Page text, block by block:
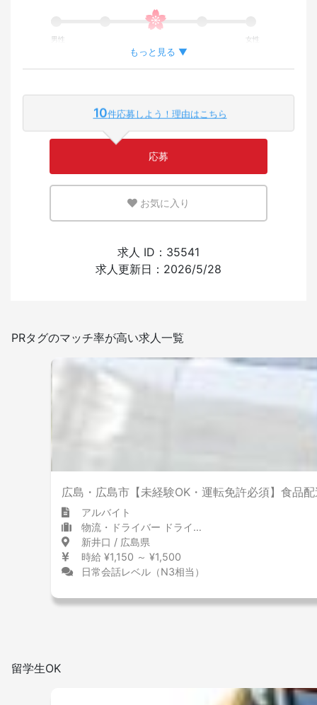
男性 女性
外国人が働いている割合
英語または母国語を活かせる環境
日本語を使う頻度
もっと見る ▼
10件応募しよう！理由はこちら
応募
お気に入り
求人 ID：35541
求人更新日：2026/5/28
PRタグのマッチ率が高い求人一覧
広島・広島市【未経験OK・運転免許必須】食品
アルバイト
物流・ドライバー ドライバー
新井口 / 広島県
時給 ¥1,150 ～ ¥1,500
日常会話レベル（N3相当）
留学生OK